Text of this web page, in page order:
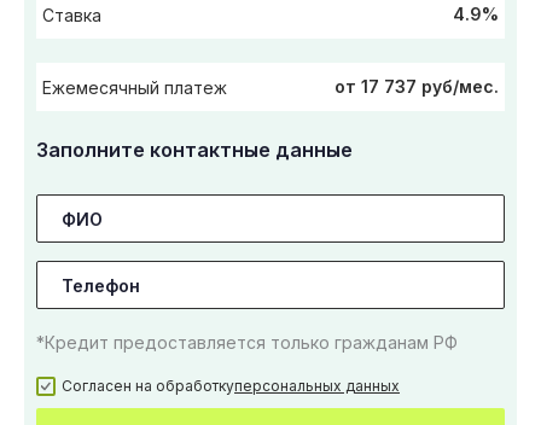
Ставка 4.9%
Ежемесячный платеж от 17 737 руб/мес.
Заполните контактные данные
*Кредит предоставляется только гражданам РФ
Согласен на обработкуперсональных данных